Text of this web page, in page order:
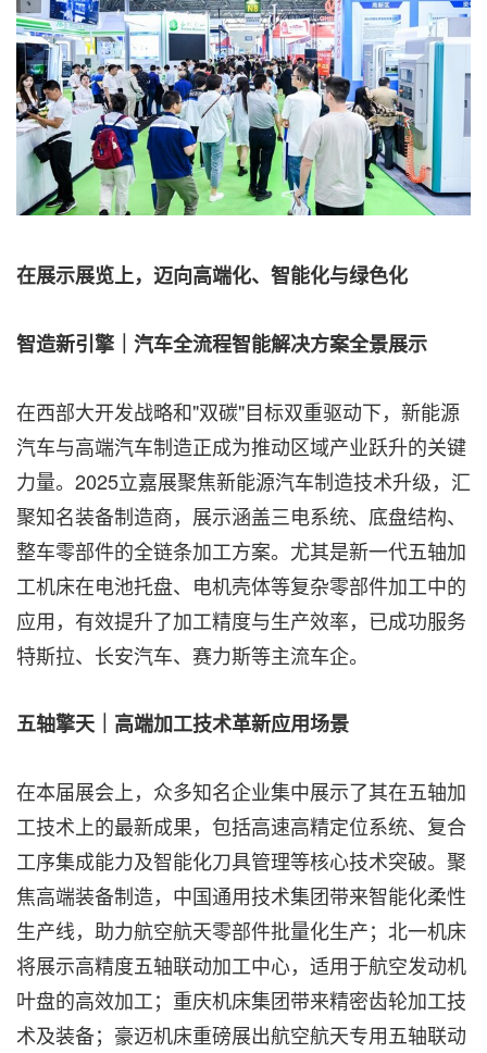
在展示展览上，迈向高端化、智能化与绿色化
智造新引擎｜汽车全流程智能解决方案全景展示
在西部大开发战略和"双碳"目标双重驱动下，新能源
汽车与高端汽车制造正成为推动区域产业跃升的关键
力量。2025立嘉展聚焦新能源汽车制造技术升级，汇
聚知名装备制造商，展示涵盖三电系统、底盘结构、
整车零部件的全链条加工方案。尤其是新一代五轴加
工机床在电池托盘、电机壳体等复杂零部件加工中的
应用，有效提升了加工精度与生产效率，已成功服务
特斯拉、长安汽车、赛力斯等主流车企。
五轴擎天｜高端加工技术革新应用场景
在本届展会上，众多知名企业集中展示了其在五轴加
工技术上的最新成果，包括高速高精定位系统、复合
工序集成能力及智能化刀具管理等核心技术突破。聚
焦高端装备制造，中国通用技术集团带来智能化柔性
生产线，助力航空航天零部件批量化生产；北一机床
将展示高精度五轴联动加工中心，适用于航空发动机
叶盘的高效加工；重庆机床集团带来精密齿轮加工技
术及装备；豪迈机床重磅展出航空航天专用五轴联动